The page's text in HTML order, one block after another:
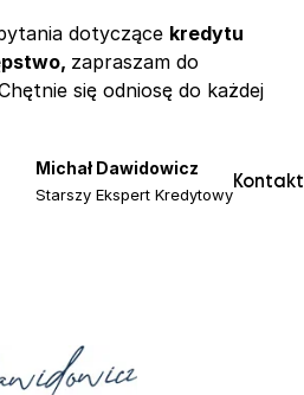
dotyczące kredytu
zapraszam do
się odniosę do każdej
Michał Dawidowicz
Starszy Ekspert Kredytowy
Kontakt